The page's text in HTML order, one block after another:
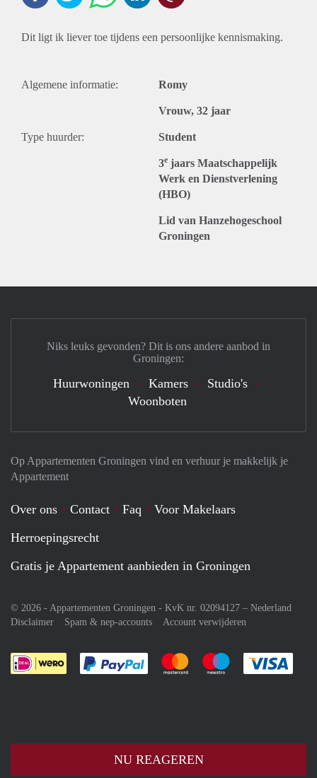
Dit ligt ik liever toe tijdens een persoonlijke kennismaking.
Algemene informatie: Romy
Vrouw, 32 jaar
Type huurder: Student
3e jaars Maatschappelijk
Werk en Dienstverlening
(HBO)
Lid van Hanzehogeschool
Groningen
NU REAGEREN
Op Appartementen Groningen vind en verhuur je makkelijk je
Appartement
Over ons Contact Faq
Voor Makelaars
Herroepingsrecht
Gratis je Appartement aanbieden in Groningen
© 2026 - Appartementen Groningen - KvK nr. 02094127 – Nederland
Disclaimer
Spam & nep-accounts Account verwijderen
Je rekent gemakkelijk af met Paypal
Je rekent gemakkelijk af met
Je rekent
Niks leuks gevonden? Dit is ons andere aanbod in
Groningen:
Huurwoningen Kamers
Studio's
Woonboten